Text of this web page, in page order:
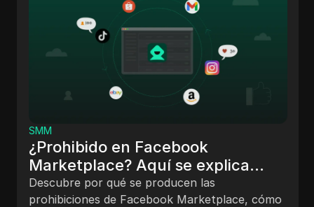
SMM
¿Prohibido en Facebook
Marketplace? Aquí se explica
cómo restaurar
Descubre por qué se producen las
prohibiciones de Facebook Marketplace, cómo